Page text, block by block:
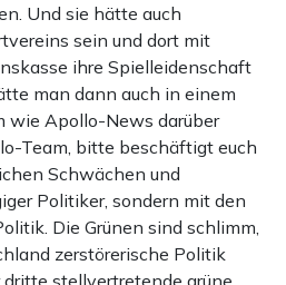
Und sie hätte auch
sein und dort mit
ihre Spielleidenschaft
man dann auch in einem
wie Apollo-News darüber
Team, bitte beschäftigt euch
Schwächen und
Politiker, sondern mit den
Die Grünen sind schlimm,
zerstörerische Politik